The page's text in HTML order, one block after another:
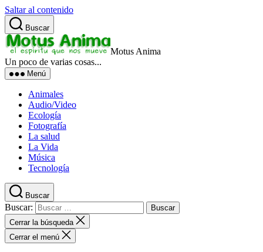
Saltar al contenido
Buscar
Motus Anima
Un poco de varias cosas...
Menú
Animales
Audio/Video
Ecología
Fotografía
La salud
La Vida
Música
Tecnología
Buscar
Buscar:
Cerrar la búsqueda
Cerrar el menú